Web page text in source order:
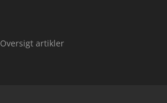
Oversigt artikler